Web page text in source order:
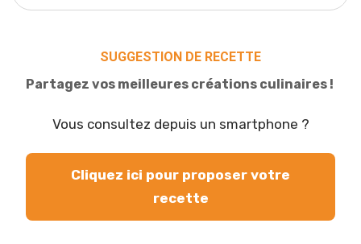
SUGGESTION DE RECETTE
Partagez vos meilleures créations culinaires !
Vous consultez depuis un smartphone ?
Cliquez ici pour proposer votre
recette